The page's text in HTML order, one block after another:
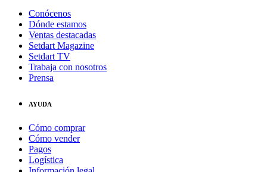
Conócenos
Dónde estamos
Ventas destacadas
Setdart Magazine
Setdart TV
Trabaja con nosotros
Prensa
AYUDA
Cómo comprar
Cómo vender
Pagos
Logística